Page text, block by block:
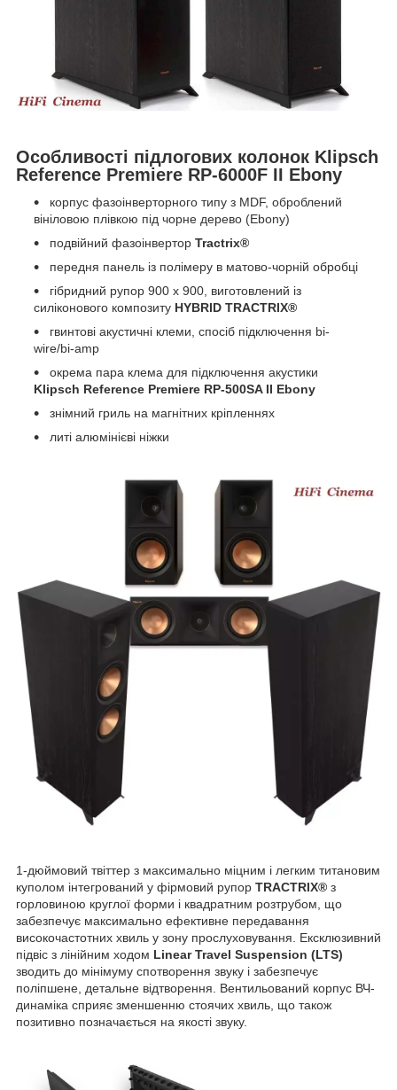
Особливості підлогових колонок Klipsch
Reference Premiere RP-6000F II Ebony
корпус фазоінверторного типу з MDF, оброблений
вініловою плівкою під чорне дерево (Ebony)
подвійний фазоінвертор Tractrix®
передня панель із полімеру в матово-чорній обробці
гібридний рупор 900 x 900, виготовлений із
силіконового композиту HYBRID TRACTRIX®
гвинтові акустичні клеми, спосіб підключення bi-
wire/bi-amp
окрема пара клема для підключення акустики
Klipsch Reference Premiere RP-500SA II Ebony
знімний гриль на магнітних кріпленнях
литі алюмінієві ніжки
1-дюймовий твіттер з максимально міцним і легким титановим
куполом інтегрований у фірмовий рупор TRACTRIX® з
горловиною круглої форми і квадратним розтрубом, що
забезпечує максимально ефективне передавання
високочастотних хвиль у зону прослуховування. Ексклюзивний
підвіс з лінійним ходом Linear Travel Suspension (LTS)
зводить до мінімуму спотворення звуку і забезпечує
поліпшене, детальне відтворення. Вентильований корпус ВЧ-
динаміка сприяє зменшенню стоячих хвиль, що також
позитивно позначається на якості звуку.